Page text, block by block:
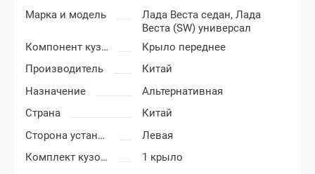
Марка и модель
Лада Веста седан,Лада
Веста (SW) универсал
Компонент кузова
Крыло переднее
Производитель
Китай
Назначение
Альтернативная
Страна
Китай
Сторона установки
Левая
Комплект кузовных деталей
1 крыло